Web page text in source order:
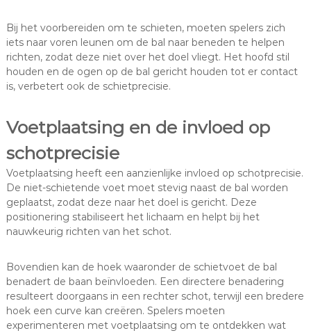
Bij het voorbereiden om te schieten, moeten spelers zich
iets naar voren leunen om de bal naar beneden te helpen
richten, zodat deze niet over het doel vliegt. Het hoofd stil
houden en de ogen op de bal gericht houden tot er contact
is, verbetert ook de schietprecisie.
Voetplaatsing en de invloed op
schotprecisie
Voetplaatsing heeft een aanzienlijke invloed op schotprecisie.
De niet-schietende voet moet stevig naast de bal worden
geplaatst, zodat deze naar het doel is gericht. Deze
positionering stabiliseert het lichaam en helpt bij het
nauwkeurig richten van het schot.
Bovendien kan de hoek waaronder de schietvoet de bal
benadert de baan beïnvloeden. Een directere benadering
resulteert doorgaans in een rechter schot, terwijl een bredere
hoek een curve kan creëren. Spelers moeten
experimenteren met voetplaatsing om te ontdekken wat